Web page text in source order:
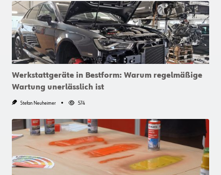
Werkstattgeräte in Bestform: Warum regelmäßige
Wartung unerlässlich ist
Stefan Neuheimer 574